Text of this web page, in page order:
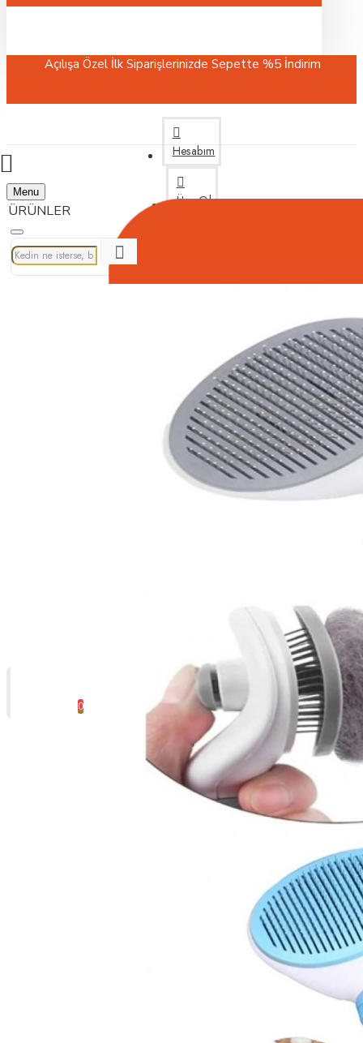
İlk Siparişlerinizde Sepette %5 İndirim Tüm siparişler
Hesabım
Üye Ol
Menu
0